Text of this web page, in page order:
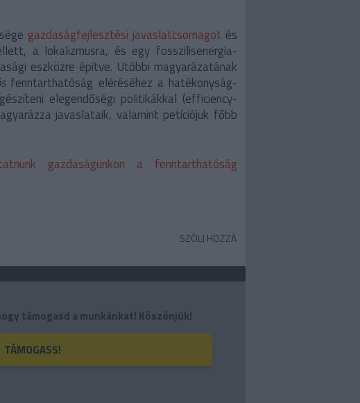
gazdaságfejlesztési javaslatcsomagot és
a lokalizmusra, és egy fosszilisenergia-
eszközre építve. Utóbbi magyarázatának
fenntarthatóság eléréséhez a hatékonyság-
elegendőségi politikákkal (efficiency-
javaslataik, valamint petíciójuk főbb
gazdaságunkon a fenntarthatóság
SZÓLJ HOZZÁ
támogasd a munkánkat! Köszönjük!
TÁMOGASS!